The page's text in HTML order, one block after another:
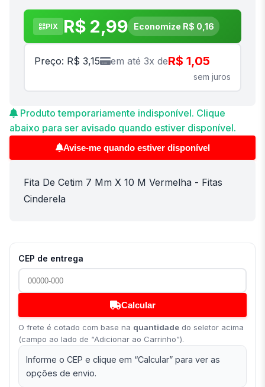
PIX R$ 2,99 Economize R$ 0,16
Preço: R$ 3,15 em até 3x deR$ 1,05
sem juros
Produto temporariamente indisponível. Clique
abaixo para ser avisado quando estiver disponível.
Avise-me quando estiver disponível
Fita De Cetim 7 Mm X 10 M Vermelha - Fitas
Cinderela
CEP de entrega
Calcular
O frete é cotado com base na quantidade do seletor acima
(campo ao lado de “Adicionar ao Carrinho”).
Informe o CEP e clique em “Calcular” para ver as
opções de envio.